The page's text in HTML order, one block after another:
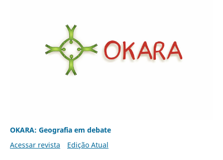
OKARA: Geografia em debate
Acessar revista
Edição Atual